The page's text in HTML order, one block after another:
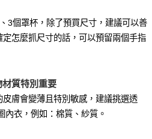
3個罩杯，除了預買尺寸，建議可以善
怎麼抓尺寸的話，可以預留兩個手指
質特別重要
膚會變薄且特別敏感，建議挑選透
內衣，例如：棉質、紗質。